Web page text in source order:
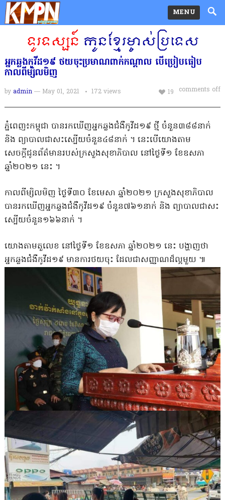
MENU
អ្នកឆ្លងកូវីដ១៩ ថយចុះប្រមាណពាក់កណ្តាល បើប្រៀបធៀប
កាលពីម្សិលមិញ
by admin — May 01, 2021 172views comments off
19
ភ្នំពេញ៖កម្ពុជា បានរកឃើញអ្នកឆ្លងជំងឺកូវីដ១៩ ថ្មី ចំនួន៣៨៨នាក់
និង ព្យាបាលជាសះស្បើយចំនួន៤៨នាក់ ។ នេះបើយោងតាម
សេចក្តីជូនព័ត៌មានរបស់ក្រសួងសុខាភិបាល នៅថ្ងៃទី១ ខែឧសភា
ឆ្នាំ២០២១ នេះ ។
កាលពីម្សិលមិញ ថ្ងៃទី៣០ ខែមេសា ឆ្នាំ២០២១ ក្រសួងសុខាភិបាល
បានរកឃើញអ្នកឆ្លងជំងឺកូវីដ១៩ ចំនួន៧៦១នាក់ និង ព្យាបាលជាសះ
ស្បើយចំនួន១៦៦នាក់ ។
យោងតាមតួលេខ នៅថ្ងៃទី១ ខែឧសភា ឆ្នាំ២០២១ នេះ បង្ហាញថា
អ្នកឆ្លងជំងឺកូវីដ១៩ មានការថយចុះ ដែលជាសញ្ញាណដ៏ល្អមួយ ៕